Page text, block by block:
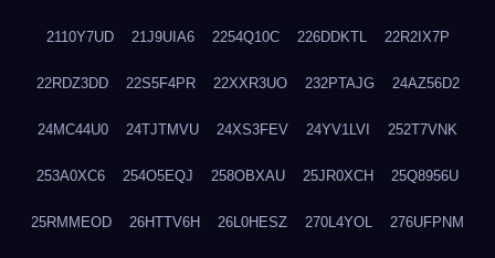
2110Y7UD 21J9UIA6 2254Q10C 226DDKTL 22R2IX7P
22RDZ3DD 22S5F4PR 22XXR3UO 232PTAJG 24AZ56D2
24MC44U0 24TJTMVU 24XS3FEV 24YV1LVI 252T7VNK
253A0XC6 254O5EQJ 258OBXAU 25JR0XCH 25Q8956U
25RMMEOD 26HTTV6H 26L0HESZ 270L4YOL 276UFPNM